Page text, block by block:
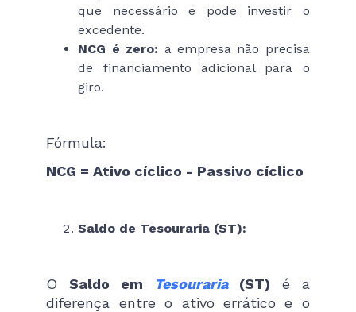
que necessário e pode investir o
excedente.
NCG é zero: a empresa não precisa
de financiamento adicional para o
giro.
Fórmula:
NCG = Ativo cíclico - Passivo cíclico
Saldo de Tesouraria (ST):
OSaldo em Tesouraria(ST) é a
diferença entre o ativo errático e o